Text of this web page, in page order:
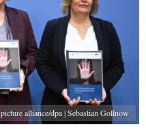
picture alliance/dpa | Sebastian Gollnow